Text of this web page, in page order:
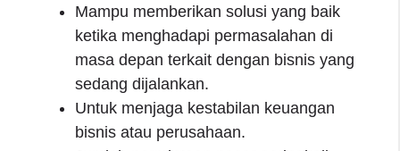
Mampu memberikan solusi yang baik
ketika menghadapi permasalahan di
masa depan terkait dengan bisnis yang
sedang dijalankan.
Untuk menjaga kestabilan keuangan
bisnis atau perusahaan.